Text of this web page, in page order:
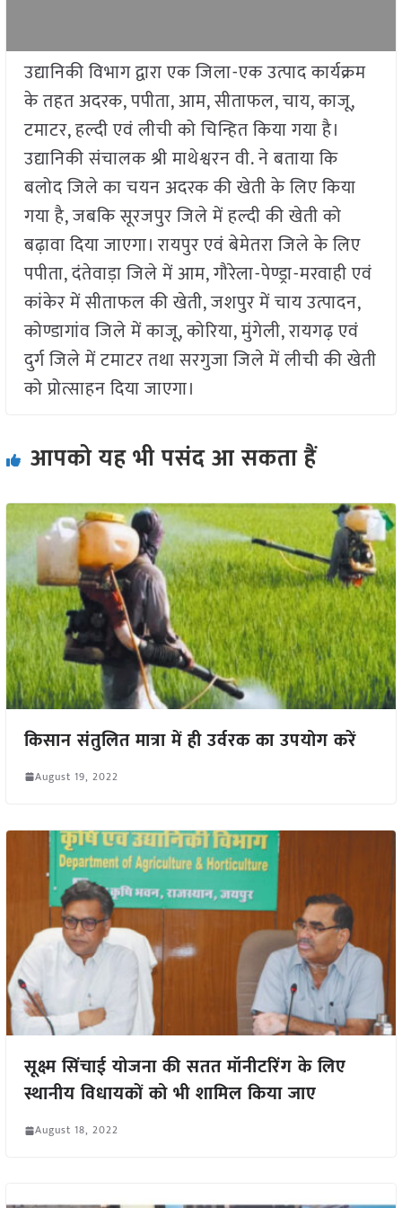
उद्यानिकी विभाग द्वारा एक जिला-एक उत्पाद कार्यक्रम
के तहत अदरक,पपीता,आम,सीताफल,चाय,काजू,
टमाटर,हल्दी एवं लीची को चिन्हित किया गया है।
उद्यानिकी संचालक श्री माथेश्वरन वी. ने बताया कि
बलोद जिले का चयन अदरक की खेती के लिए किया
गया है,जबकि सूरजपुर जिले में हल्दी की खेती को
बढ़ावा दिया जाएगा। रायपुर एवं बेमेतरा जिले के लिए
पपीता,दंतेवाड़ा जिले में आम,गौरेला-पेण्ड्रा-मरवाही एवं
कांकेर में सीताफल की खेती,जशपुर में चाय उत्पादन,
कोण्डागांव जिले में काजू,कोरिया,मुंगेली,रायगढ़ एवं
दुर्ग जिले में टमाटर तथा सरगुजा जिले में लीची की खेती
को प्रोत्साहन दिया जाएगा।
आपको यह भी पसंद आ सकता हैं
किसान संतुलित मात्रा में ही उर्वरक का उपयोग करें
August 19, 2022
सूक्ष्म सिंचाई योजना की सतत मॉनीटरिंग के लिए
स्थानीय विधायकों को भी शामिल किया जाए
August 18, 2022